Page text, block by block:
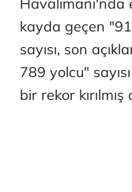
kayda geçen
sayısı, son
789 yolcu"
bir rekor kırılmış